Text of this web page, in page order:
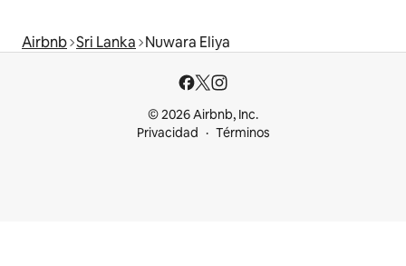
Airbnb Sri Lanka Nuwara Eliya
© 2026 Airbnb, Inc.
Privacidad
Términos